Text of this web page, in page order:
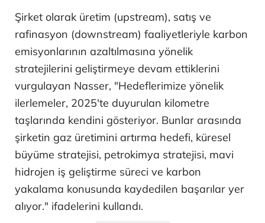
Şirket olarak üretim (upstream), satış ve
rafinasyon (downstream) faaliyetleriyle karbon
emisyonlarının azaltılmasına yönelik
stratejilerini geliştirmeye devam ettiklerini
vurgulayan Nasser, "Hedeflerimize yönelik
ilerlemeler, 2025'te duyurulan kilometre
taşlarında kendini gösteriyor. Bunlar arasında
şirketin gaz üretimini artırma hedefi, küresel
büyüme stratejisi, petrokimya stratejisi, mavi
hidrojen iş geliştirme süreci ve karbon
yakalama konusunda kaydedilen başarılar yer
alıyor." ifadelerini kullandı.